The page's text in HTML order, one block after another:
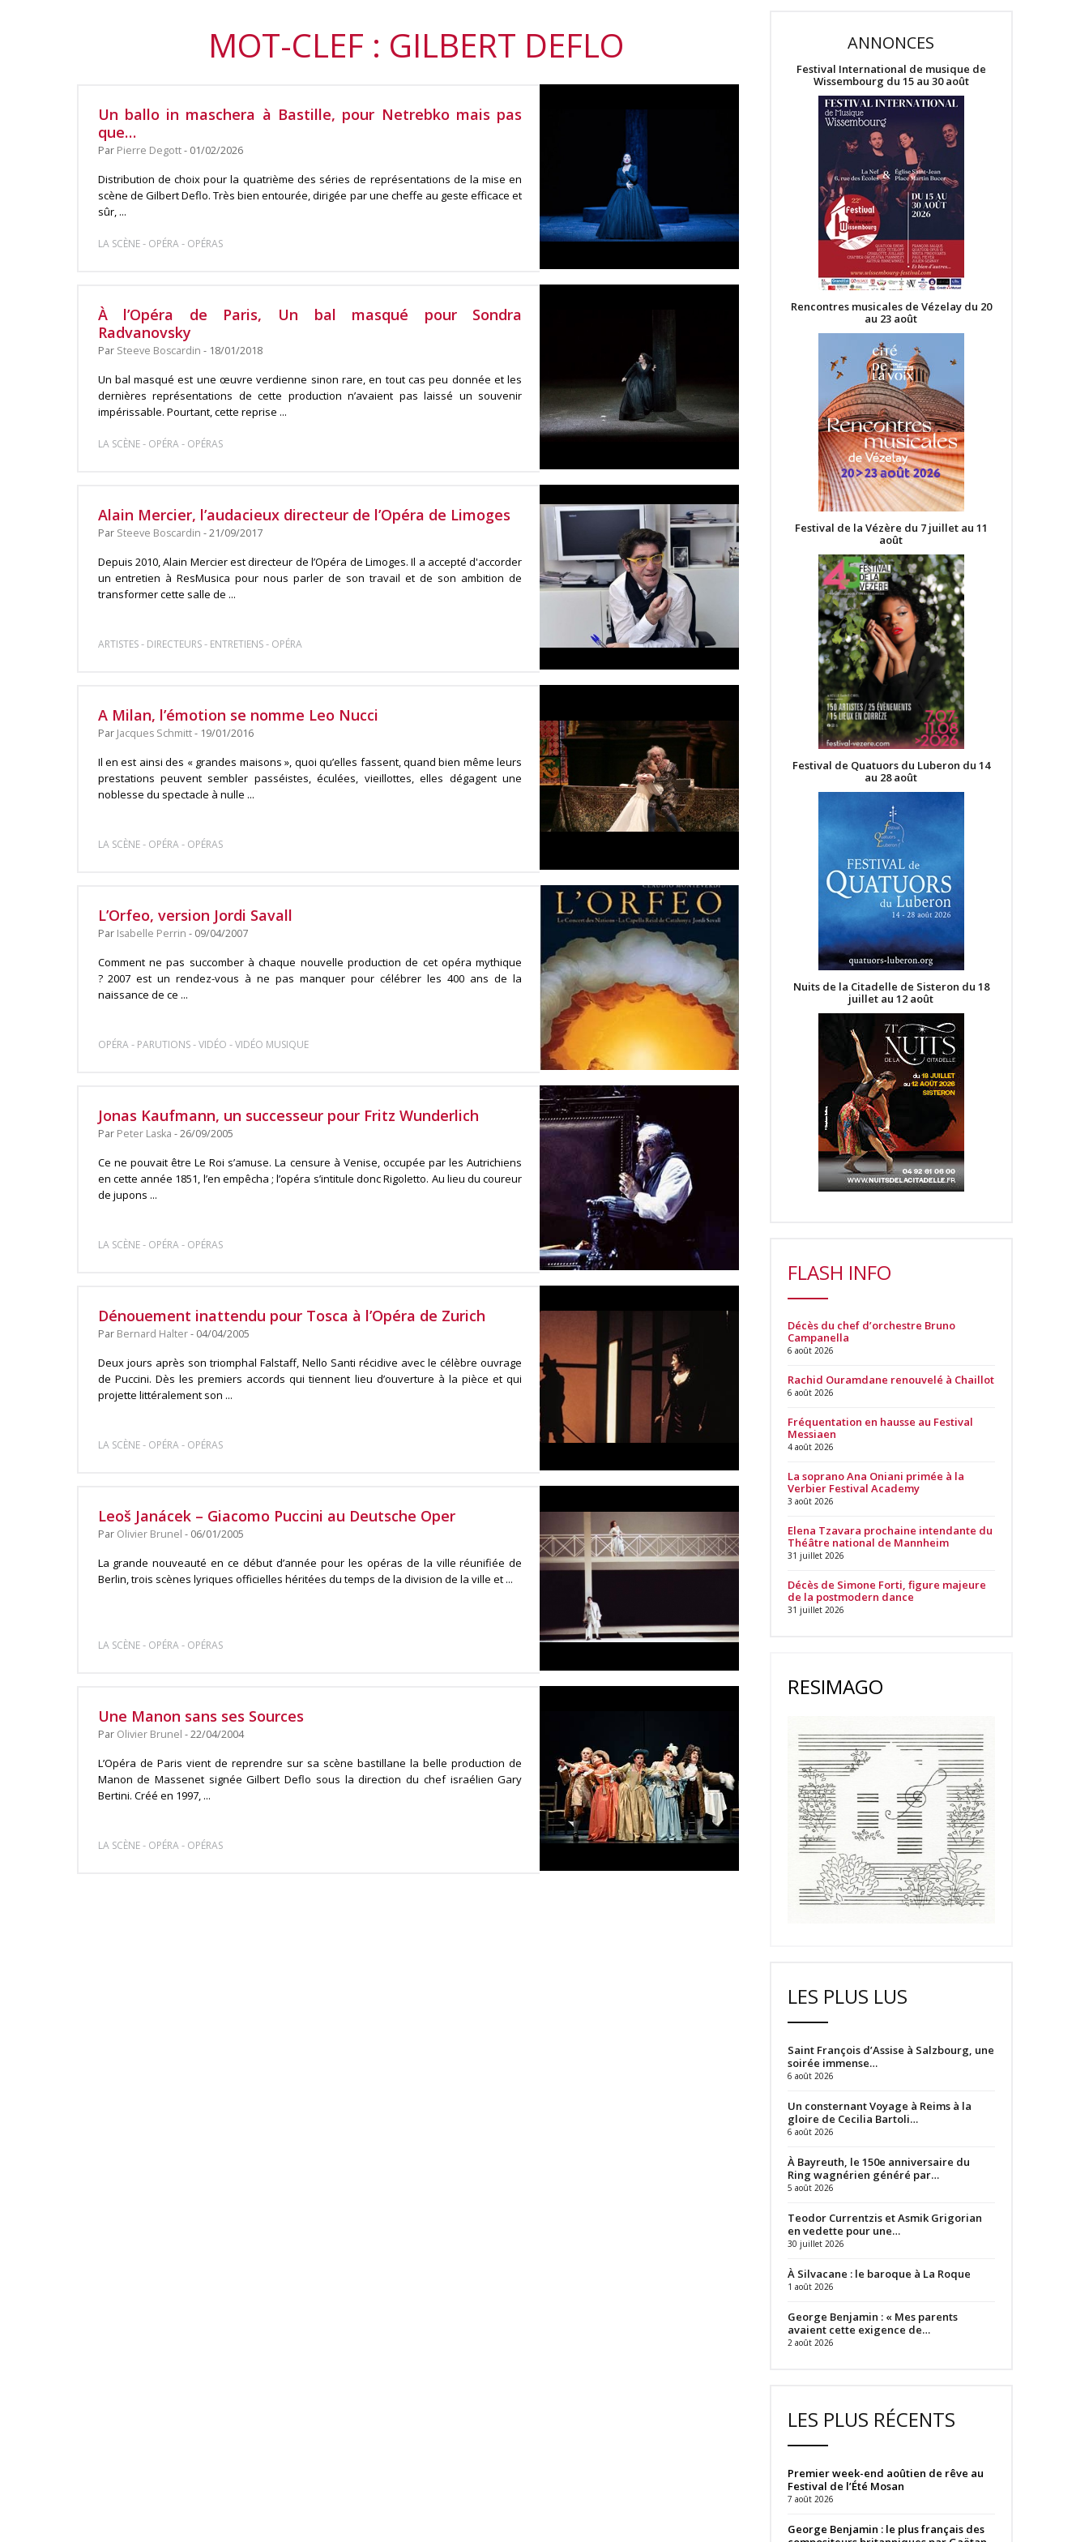
MOT-CLEF : GILBERT DEFLO
Un ballo in maschera à Bastille, pour Netrebko mais pas
que…
Par Pierre Degott- 01/02/2026
Distribution de choix pour la quatrième des séries de représentations de la mise en
scène de Gilbert Deflo. Très bien entourée, dirigée par une cheffe au geste efficace et
sûr, ...
LA SCÈNE- OPÉRA- OPÉRAS
À l’Opéra de Paris, Un bal masqué pour Sondra
Radvanovsky
Par Steeve Boscardin - 18/01/2018
Un bal masqué est une œuvre verdienne sinon rare, en tout cas peu donnée et les
dernières représentations de cette production n’avaient pas laissé un souvenir
impérissable. Pourtant, cette reprise ...
LA SCÈNE- OPÉRA- OPÉRAS
Alain Mercier, l’audacieux directeur de l’Opéra de Limoges
Par Steeve Boscardin - 21/09/2017
Depuis 2010, Alain Mercier est directeur de l’Opéra de Limoges. Il a accepté d'accorder
un entretien à ResMusica pour nous parler de son travail et de son ambition de
transformer cette salle de ...
ARTISTES- DIRECTEURS- ENTRETIENS- OPÉRA
A Milan, l’émotion se nomme Leo Nucci
Par Jacques Schmitt- 19/01/2016
Il en est ainsi des « grandes maisons », quoi qu’elles fassent, quand bien même leurs
prestations peuvent sembler passéistes, éculées, vieillottes, elles dégagent une
noblesse du spectacle à nulle ...
LA SCÈNE- OPÉRA- OPÉRAS
L’Orfeo, version Jordi Savall
Par Isabelle Perrin - 09/04/2007
Comment ne pas succomber à chaque nouvelle production de cet opéra mythique
? 2007 est un rendez-vous à ne pas manquer pour célébrer les 400 ans de la
naissance de ce ...
OPÉRA- PARUTIONS-VIDÉO -VIDÉO MUSIQUE
Jonas Kaufmann, un successeur pour Fritz Wunderlich
Par Peter Laska - 26/09/2005
Ce ne pouvait être Le Roi s’amuse. La censure à Venise, occupée par les Autrichiens
en cette année 1851, l’en empêcha ; l’opéra s’intitule donc Rigoletto. Au lieu du coureur
de jupons ...
LA SCÈNE- OPÉRA- OPÉRAS
Dénouement inattendu pour Tosca à l’Opéra de Zurich
Par Bernard Halter- 04/04/2005
Deux jours après son triomphal Falstaff, Nello Santi récidive avec le célèbre ouvrage
de Puccini. Dès les premiers accords qui tiennent lieu d’ouverture à la pièce et qui
projette littéralement son ...
LA SCÈNE- OPÉRA- OPÉRAS
Leoš Janácek – Giacomo Puccini au Deutsche Oper
Par Olivier Brunel - 06/01/2005
La grande nouveauté en ce début d’année pour les opéras de la ville réunifiée de
Berlin, trois scènes lyriques officielles héritées du temps de la division de la ville et ...
LA SCÈNE- OPÉRA- OPÉRAS
Une Manon sans ses Sources
Par Olivier Brunel - 22/04/2004
L’Opéra de Paris vient de reprendre sur sa scène bastillane la belle production de
Manon de Massenet signée Gilbert Deflo sous la direction du chef israélien Gary
Bertini. Créé en 1997, ...
LA SCÈNE- OPÉRA- OPÉRAS
ANNONCES
Festival International de musique de
Wissembourg du 15 au 30 août
Rencontres musicales de Vézelay du 20
au 23 août
Festival de la Vézère du 7 juillet au 11
août
Festival de Quatuors du Luberon du 14
au 28 août
Nuits de la Citadelle de Sisteron du 18
juillet au 12 août
FLASH INFO
Décès du chef d’orchestre Bruno
Campanella
6 août 2026
Rachid Ouramdane renouvelé à Chaillot
6 août 2026
Fréquentation en hausse au Festival
Messiaen
4 août 2026
La soprano Ana Oniani primée à la
Verbier Festival Academy
3 août 2026
Elena Tzavara prochaine intendante du
Théâtre national de Mannheim
31 juillet 2026
Décès de Simone Forti, figure majeure
de la postmodern dance
31 juillet 2026
RESIMAGO
LES PLUS LUS
Saint François d’Assise à Salzbourg, une
soirée immense…
6 août 2026
Un consternant Voyage à Reims à la
gloire de Cecilia Bartoli…
6 août 2026
À Bayreuth, le 150e anniversaire du
Ring wagnérien généré par…
5 août 2026
Teodor Currentzis et Asmik Grigorian
en vedette pour une…
30 juillet 2026
À Silvacane : le baroque à La Roque
1 août 2026
George Benjamin : « Mes parents
avaient cette exigence de…
2 août 2026
LES PLUS RÉCENTS
Premier week-end aoûtien de rêve au
Festival de l’Été Mosan
7 août 2026
George Benjamin : le plus français des